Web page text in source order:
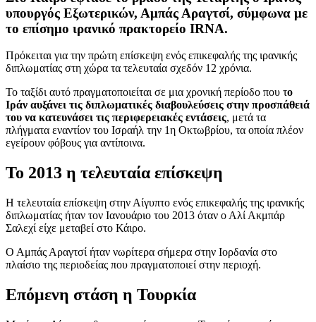
υπουργός Εξωτερικών, Αμπάς Αραγτσί, σύμφωνα με
το επίσημο ιρανικό πρακτορείο IRNA.
Πρόκειται για την πρώτη επίσκεψη ενός επικεφαλής της ιρανικής
διπλωματίας στη χώρα τα τελευταία σχεδόν 12 χρόνια.
Το ταξίδι αυτό πραγματοποιείται σε μια χρονική περίοδο που το
Ιράν αυξάνει τις διπλωματικές διαβουλεύσεις στην προσπάθειά
του να κατευνάσει τις περιφερειακές εντάσεις, μετά τα
πλήγματα εναντίον του Ισραήλ την 1η Οκτωβρίου, τα οποία πλέον
εγείρουν φόβους για αντίποινα.
Το 2013 η τελευταία επίσκεψη
Η τελευταία επίσκεψη στην Αίγυπτο ενός επικεφαλής της ιρανικής
διπλωματίας ήταν τον Ιανουάριο του 2013 όταν ο Αλί Ακμπάρ
Σαλεχί είχε μεταβεί στο Κάιρο.
Ο Αμπάς Αραγτσί ήταν νωρίτερα σήμερα στην Ιορδανία στο
πλαίσιο της περιοδείας που πραγματοποιεί στην περιοχή.
Επόμενη στάση η Τουρκία